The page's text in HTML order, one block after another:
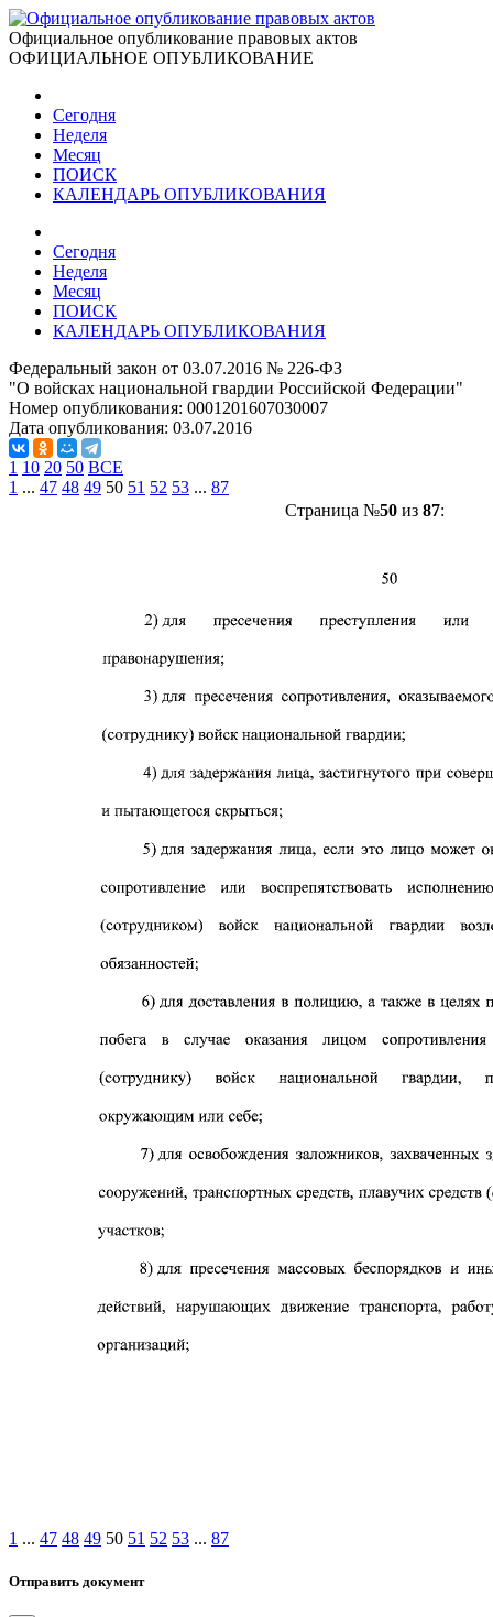
Официальное опубликование правовых актов
ОФИЦИАЛЬНОЕ ОПУБЛИКОВАНИЕ
Сегодня
Неделя
Месяц
ПОИСК
КАЛЕНДАРЬ ОПУБЛИКОВАНИЯ
Сегодня
Неделя
Месяц
ПОИСК
КАЛЕНДАРЬ ОПУБЛИКОВАНИЯ
Федеральный закон от 03.07.2016 № 226-ФЗ
"О войсках национальной гвардии Российской Федерации"
Номер опубликования: 0001201607030007
Дата опубликования: 03.07.2016
1 10 20 50 ВСЕ
1 ... 47 48 49 50 51 52 53 ... 87
Страница №50из 87:
1 ... 47 48 49 50 51 52 53 ... 87
Отправить документ